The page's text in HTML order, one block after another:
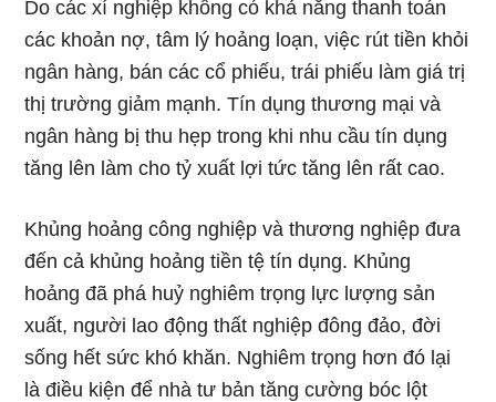
Do các xí nghiệp không có khả năng thanh toán
các khoản nợ, tâm lý hoảng loạn, việc rút tiền khỏi
ngân hàng, bán các cổ phiếu, trái phiếu làm giá trị
thị trường giảm mạnh. Tín dụng thương mại và
ngân hàng bị thu hẹp trong khi nhu cầu tín dụng
tăng lên làm cho tỷ xuất lợi tức tăng lên rất cao.
Khủng hoảng công nghiệp và thương nghiệp đưa
đến cả khủng hoảng tiền tệ tín dụng. Khủng
hoảng đã phá huỷ nghiêm trọng lực lượng sản
xuất, người lao động thất nghiệp đông đảo, đời
sống hết sức khó khăn. Nghiêm trọng hơn đó lại
là điều kiện để nhà tư bản tăng cường bóc lột